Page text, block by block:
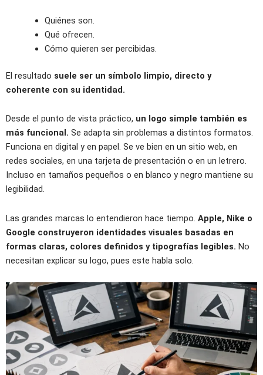
Quiénes son.
Qué ofrecen.
Cómo quieren ser percibidas.
El resultado suele ser un símbolo limpio, directo y
coherente con su identidad.
Desde el punto de vista práctico, un logo simple también es
más funcional. Se adapta sin problemas a distintos formatos.
Funciona en digital y en papel. Se ve bien en un sitio web, en
redes sociales, en una tarjeta de presentación o en un letrero.
Incluso en tamaños pequeños o en blanco y negro mantiene su
legibilidad.
Las grandes marcas lo entendieron hace tiempo. Apple, Nike o
Google construyeron identidades visuales basadas en
formas claras, colores definidos y tipografías legibles. No
necesitan explicar su logo, pues este habla solo.